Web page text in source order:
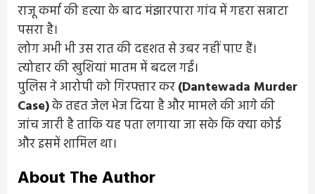
राजू कर्मा की हत्या के बाद मंझारपारा गांव में गहरा सन्नाटा
पसरा है।
लोग अभी भी उस रात की दहशत से उबर नहीं पाए हैं।
त्योहार की खुशियां मातम में बदल गईं।
पुलिस ने आरोपी को गिरफ्तार कर(Dantewada Murder
Case)के तहत जेल भेज दिया है और मामले की आगे की
जांच जारी है ताकि यह पता लगाया जा सके कि क्या कोई
और इसमें शामिल था।
About The Author